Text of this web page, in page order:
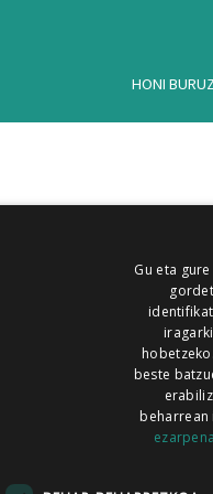
HONI BURUZ
ALEA
Gu eta
hobetzeko.
beste